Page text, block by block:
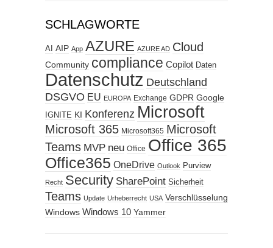
SCHLAGWORTE
AI AIP App AZURE AZURE AD Cloud
Community compliance Copilot Daten
Datenschutz Deutschland
DSGVO EU EUROPA Exchange GDPR Google
IGNITE KI Konferenz Microsoft
Microsoft 365 Microsoft365 Microsoft
Teams MVP neu Office Office 365
Office365 OneDrive Outlook Purview
Recht Security SharePoint Sicherheit
Teams Update Urheberrecht USA Verschlüsselung
Windows Windows 10 Yammer